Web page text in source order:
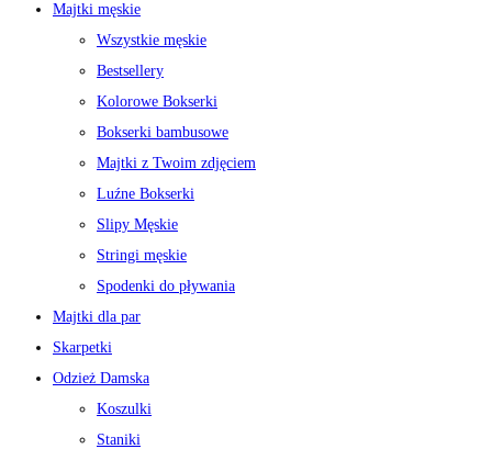
Majtki męskie
Wszystkie męskie
Bestsellery
Kolorowe Bokserki
Bokserki bambusowe
Majtki z Twoim zdjęciem
Luźne Bokserki
Slipy Męskie
Stringi męskie
Spodenki do pływania
Majtki dla par
Skarpetki
Odzież Damska
Koszulki
Staniki